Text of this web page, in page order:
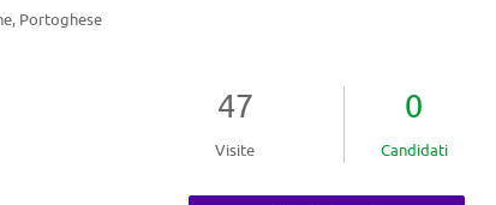
Portoghese
47
Visite
0
Candidati